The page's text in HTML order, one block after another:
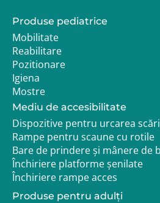
Produse pediatrice
Mobilitate
Reabilitare
Pozitionare
Igiena
Mostre
Mediu de accesibilitate
Dispozitive pentru urcarea
Rampe pentru scaune cu rotile
Bare de prindere și mânere de
Închiriere platforme șenilate
Închiriere rampe acces
Produse pentru adulţi